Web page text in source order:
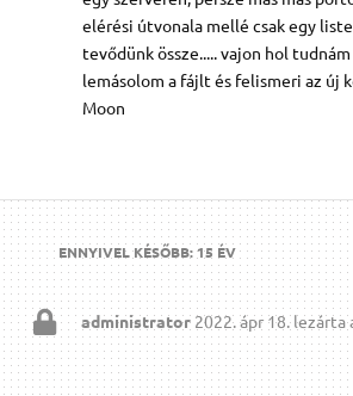
elérési útvonala mellé csak egy
tevődünk össze..... vajon hol
lemásolom a fájlt és felismeri az új
Moon
ENNYIVEL KÉSŐBB:15 ÉV
administrator 2022. ápr 18.lezárta